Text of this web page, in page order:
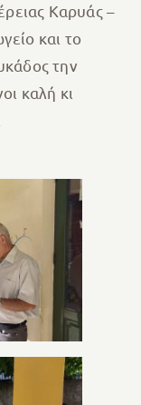
Καρυάς –
και το
την
καλή κι